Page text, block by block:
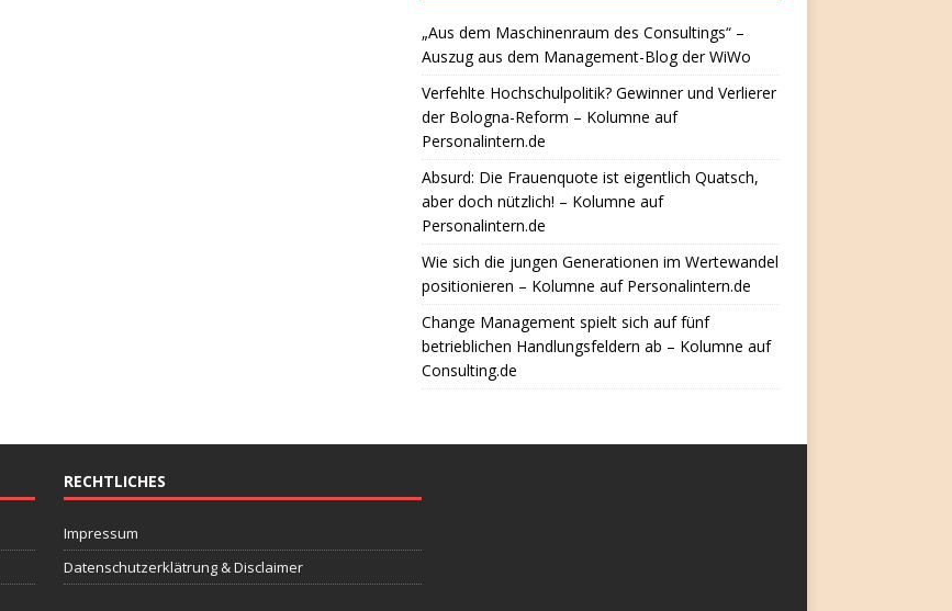
„Aus dem Maschinenraum des Consultings“ –
Auszug aus dem Management-Blog der WiWo
Verfehlte Hochschulpolitik? Gewinner und Verlierer
der Bologna-Reform – Kolumne auf
Personalintern.de
Absurd: Die Frauenquote ist eigentlich Quatsch,
aber doch nützlich! – Kolumne auf
Personalintern.de
Wie sich die jungen Generationen im Wertewandel
positionieren – Kolumne auf Personalintern.de
Change Management spielt sich auf fünf
betrieblichen Handlungsfeldern ab – Kolumne auf
Consulting.de
RECHTLICHES
Impressum
Datenschutzerklätrung & Disclaimer